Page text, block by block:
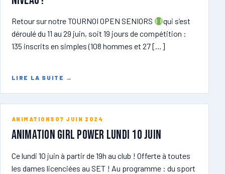
Retour sur notre TOURNOI OPEN SENIORS
qui s’est
déroulé du 11 au 29 juin, soit 19 jours de compétition :
135 inscrits en simples (108 hommes et 27 […]
LIRE LA SUITE →
ANIMATIONS 07 JUIN 2024
ANIMATION GIRL POWER lundi 10 juin
Ce lundi 10 juin à partir de 19h au club ! Offerte à toutes
les dames licenciées au SET ! Au programme : du sport